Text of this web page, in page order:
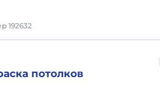
192632
потолков